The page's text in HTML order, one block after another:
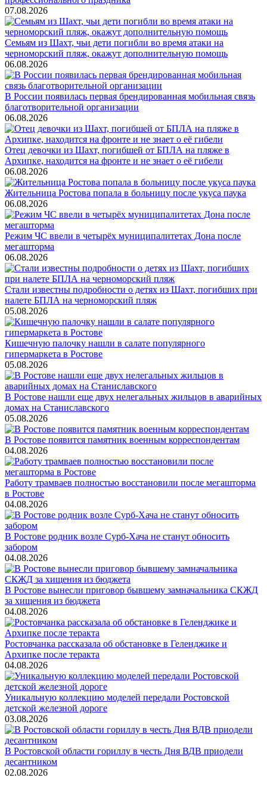
07.08.2026
Семьям из Шахт, чьи дети погибли во время атаки на
черноморский пляж, окажут дополнительную помощь
06.08.2026
В России появилась первая брендированная мобильная связь
благотворительной организации
06.08.2026
Отец девочки из Шахт, погибшей от БПЛА на пляже в
Архипке, находится на фронте и не знает о её гибели
06.08.2026
Жительница Ростова попала в больницу после укуса паука
06.08.2026
Режим ЧС ввели в четырёх муниципалитетах Дона после
мегашторма
06.08.2026
Стали известны подробности о детях из Шахт, погибших при
налете БПЛА на черноморский пляж
05.08.2026
Кишечную палочку нашли в салате популярного
гипермаркета в Ростове
05.08.2026
В Ростове нашли еще двух нелегальных жильцов в аварийных
домах на Станиславского
05.08.2026
В Ростове появится памятник военным корреспондентам
04.08.2026
Работу трамваев полностью восстановили после мегашторма
в Ростове
04.08.2026
В Ростове родник возле Сурб-Хача не станут обносить
забором
04.08.2026
В Ростове вынесли приговор бывшему замначальника СКЖД
за хищения из бюджета
04.08.2026
Ростовчанка рассказала об обстановке в Геленджике и
Архипке после теракта
04.08.2026
Уникальную коллекцию моделей передали Ростовской
детской железной дороге
03.08.2026
В Ростовской области гориллу в честь Дня ВДВ приодели
десантником
02.08.2026